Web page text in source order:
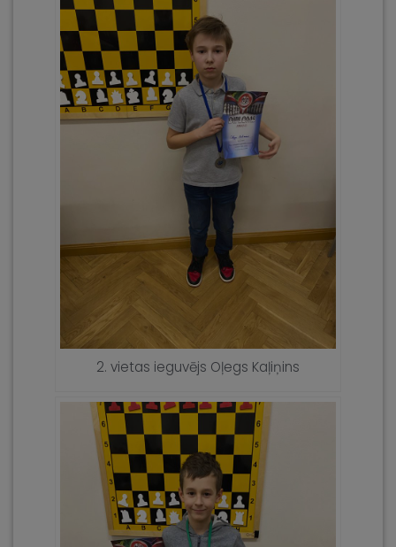
2. vietas ieguvējs Oļegs Kaļiņins